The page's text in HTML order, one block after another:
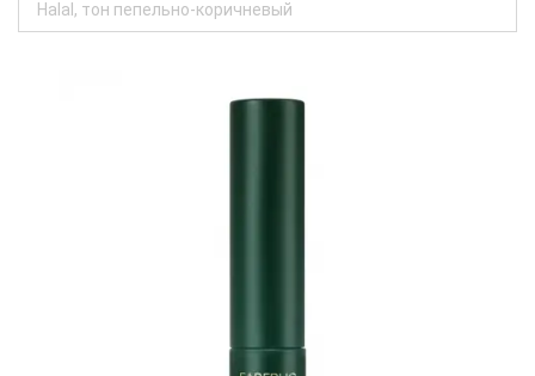
Halal, тон пепельно-коричневый